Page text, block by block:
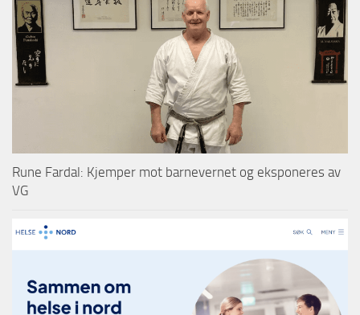
Rune Fardal: Kjemper mot barnevernet og eksponeres av
VG